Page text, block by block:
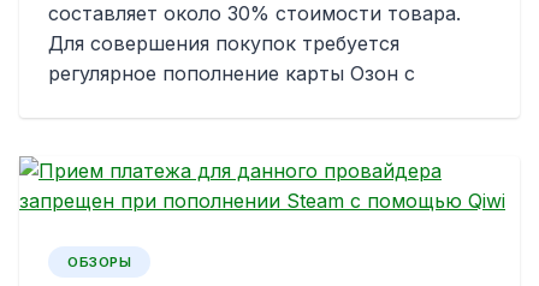
составляет около 30% стоимости товара.
Для совершения покупок требуется
регулярное пополнение карты Озон с
ОБЗОРЫ